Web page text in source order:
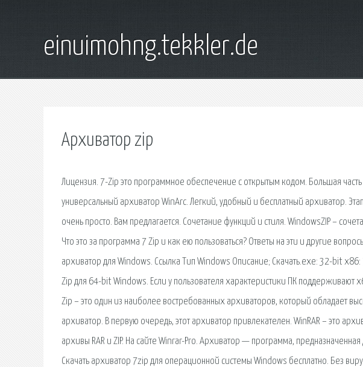
einuimohng.tekkler.de
Архиватор zip
Лицензия. 7-Zip это программное обеспечение с открытым кодом. Большая
универсальный архиватор WinArc. Легкий, удобный и бесплатный архиватор.
очень просто. Вам предлагается. Сочетание функций и стиля. WindowsZIP –
Что это за программа 7 Zip и как ею пользоваться? Ответы на эти и другие
архиватор для Windows. Ссылка Тип Windows Описание; Скачать.exe: 32-bit
Zip для 64-bit Windows. Если у пользователя характеристики ПК
Zip – это один из наиболее востребованных архиваторов, который обладает
архиватор. В первую очередь, этот архиватор привлекателен. WinRAR – это
архивы RAR и ZIP. На сайте Winrar-Pro. Архиватор — программа,
Скачать архиватор 7zip для операционной системы Windows бесплатно. Без